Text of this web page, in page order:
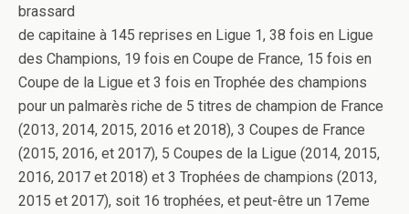
brassard
de capitaine à 145 reprises en Ligue 1, 38 fois en Ligue
des Champions, 19 fois en Coupe de France, 15 fois en
Coupe de la Ligue et 3 fois en Trophée des champions
pour un palmarès riche de 5 titres de champion de France
(2013, 2014, 2015, 2016 et 2018), 3 Coupes de France
(2015, 2016, et 2017), 5 Coupes de la Ligue (2014, 2015,
2016, 2017 et 2018) et 3 Trophées de champions (2013,
2015 et 2017), soit 16 trophées, et peut-être un 17eme